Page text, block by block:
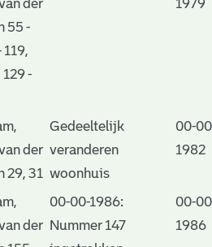
der
55 -
119,
129 -
1979
der
29, 31
Gedeeltelijk
veranderen
woonhuis
00-
1982
der
00-00-1986:
Nummer 147
00-
1986